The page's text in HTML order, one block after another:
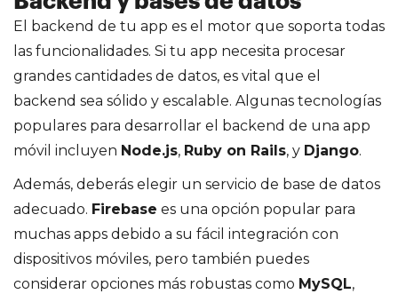
El backend de tu app es el motor que soporta todas
las funcionalidades. Si tu app necesita procesar
grandes cantidades de datos, es vital que el
backend sea sólido y escalable. Algunas tecnologías
populares para desarrollar el backend de una app
móvil incluyen Node.js, Ruby on Rails, y Django.
Además, deberás elegir un servicio de base de datos
adecuado. Firebase es una opción popular para
muchas apps debido a su fácil integración con
dispositivos móviles, pero también puedes
considerar opciones más robustas como MySQL,